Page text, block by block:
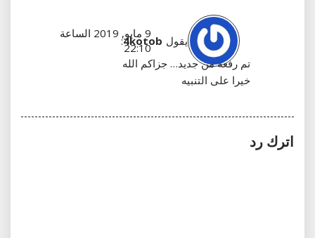
يقول 4kotob
:
9 مايو, 2019 الساعة
22:10
تم رفعه من جديد… جزاكم الله
خيرا على التنبيه
اترك رد